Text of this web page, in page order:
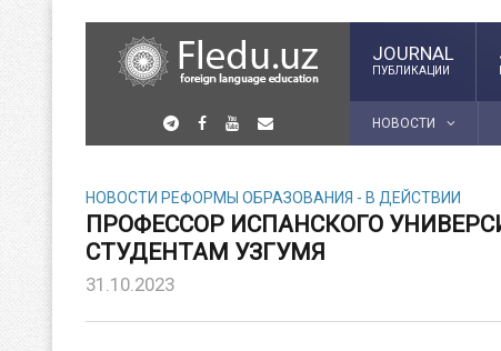
JOURNAL
ПУБЛИКАЦИИ
НОВОСТИ
НОВОСТИ РЕФОРМЫ ОБРАЗОВАНИЯ - В ДЕЙСТВИИ
ПРОФЕССОР ИСПАНСКОГО
СТУДЕНТАМ УЗГУМЯ
31.10.2023